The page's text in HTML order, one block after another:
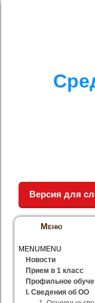
Версия для
Меню
MENU MENU
Новости
Прием в 1 класс
Профильное
I. Сведения об ОО